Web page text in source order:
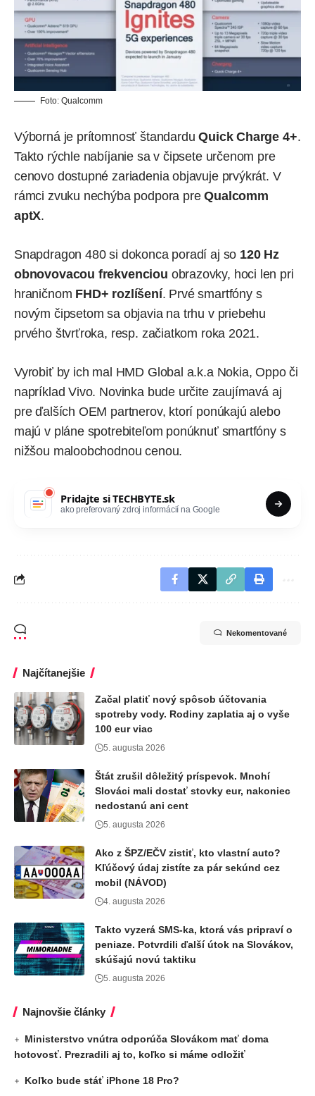
Foto: Qualcomm
Výborná je prítomnosť štandarduQuick Charge 4+.
Takto rýchle nabíjanie sa v čipsete určenom pre
cenovo dostupné zariadenia objavuje prvýkrát. V
rámci zvuku nechýba podpora preQualcomm
aptX.
Snapdragon 480 si dokonca poradí aj so 120 Hz
obnovovacou frekvenciou obrazovky, hoci len pri
hraničnom FHD+ rozlíšení. Prvé smartfóny s
novým čipsetom sa objavia na trhu v priebehu
prvého štvrťroka, resp. začiatkom roka 2021.
Vyrobiť by ich mal HMD Global a.k.a Nokia, Oppo či
napríklad Vivo. Novinka bude určite zaujímavá aj
pre ďalších OEM partnerov, ktorí ponúkajú alebo
majú v pláne spotrebiteľom ponúknuť smartfóny s
nižšou maloobchodnou cenou.
Pridajte siTECHBYTE.sk
ako preferovaný zdroj informácií na Google
Nekomentované
Najčítanejšie
Začal platiť nový spôsob účtovania
spotreby vody. Rodiny zaplatia aj o vyše
100 eur viac
5. augusta 2026
Štát zrušil dôležitý príspevok. Mnohí
Slováci mali dostať stovky eur, nakoniec
nedostanú ani cent
5. augusta 2026
Ako z ŠPZ/EČV zistiť, kto vlastní auto?
Kľúčový údaj zistíte za pár sekúnd cez
mobil (NÁVOD)
4. augusta 2026
Takto vyzerá SMS-ka, ktorá vás pripraví o
peniaze. Potvrdili ďalší útok na Slovákov,
skúšajú novú taktiku
5. augusta 2026
Najnovšie články
Ministerstvo vnútra odporúča Slovákom mať doma
hotovosť. Prezradili aj to, koľko si máme odložiť
Koľko bude stáť iPhone 18 Pro?